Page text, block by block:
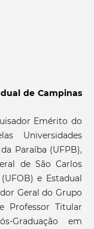
de Campinas
Emérito do
Universidades
Paraíba (UFPB),
de São Carlos
e Estadual
Geral do Grupo
Professor Titular
Graduação em